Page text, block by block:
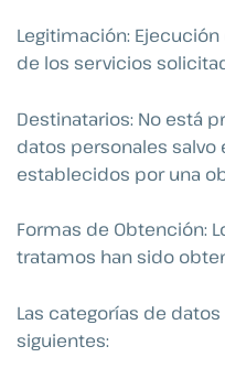
Legitimación:
de los servicios
Destinatarios: No está
datos personales salvo
establecidos por una
Formas de Obtención:
tratamos han sido
Las categorías de
siguientes: